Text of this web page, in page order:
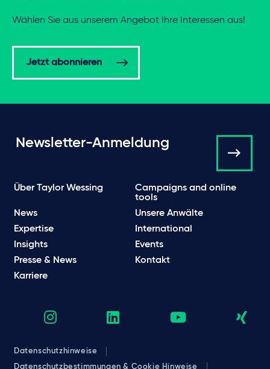
Wählen Sie aus unserem Angebot Ihre Interessen aus!
Jetzt abonnieren
Newsletter-Anmeldung
Über Taylor Wessing
Campaigns and online
tools
News
Unsere Anwälte
Expertise
International
Insights
Events
Presse & News
Kontakt
Karriere
Datenschutzhinweise
Datenschutzbestimmungen & Cookie Hinweise